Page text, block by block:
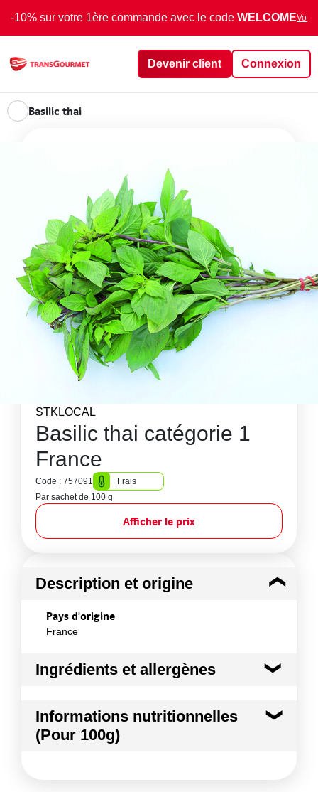
-10% sur votre 1ère commande avec le code WELCOMEVoir
Devenir client Connexion
Basilic thai
STKLOCAL
Basilic thai catégorie 1
France
Code : 757091
Frais
Par sachet de 100 g
Afficher le prix
Description et origine
Pays d'origine
France
Ingrédients et allergènes
BASILIC THAI
Conformément aux informations transmises
Informations nutritionnelles
(Pour 100g)